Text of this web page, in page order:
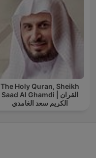
The Holy Quran, Sheikh
Saad Al Ghamdi | القران
الكريم سعد الغامدي